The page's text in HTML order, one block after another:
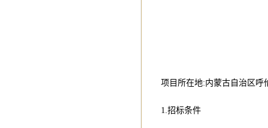
项目所在地:内蒙古自治区呼
1.招标条件